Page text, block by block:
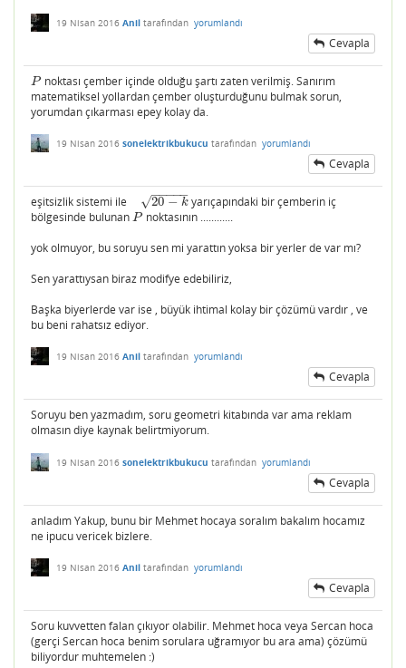
19 Nisan 2016 Anil tarafından yorumlandı
Cevapla
P
P noktası çember içinde olduğu şartı zaten verilmiş. Sanırım
matematiksel yollardan çember oluşturduğunu bulmak sorun,
yorumdan çıkarması epey kolay da.
19 Nisan 2016 sonelektrikbukucu tarafından yorumlandı
Cevapla
eşitsizlik sistemi ile 20 − k
− −
−−−
√
20−k
yarıçapındaki bir çemberin iç
bölgesinde bulunan P
P noktasının ............
yok olmuyor, bu soruyu sen mi yarattın yoksa bir yerler de var mı?
Sen yarattıysan biraz modifye edebiliriz,
Başka biyerlerde var ise , büyük ihtimal kolay bir çözümü vardır , ve
bu beni rahatsız ediyor.
19 Nisan 2016 Anil tarafından yorumlandı
Cevapla
Soruyu ben yazmadım, soru geometri kitabında var ama reklam
olmasın diye kaynak belirtmiyorum.
19 Nisan 2016 sonelektrikbukucu tarafından yorumlandı
Cevapla
anladım Yakup, bunu bir Mehmet hocaya soralım bakalım hocamız
ne ipucu vericek bizlere.
19 Nisan 2016 Anil tarafından yorumlandı
Cevapla
Soru kuvvetten falan çıkıyor olabilir. Mehmet hoca veya Sercan hoca
(gerçi Sercan hoca benim sorulara uğramıyor bu ara ama) çözümü
biliyordur muhtemelen :)